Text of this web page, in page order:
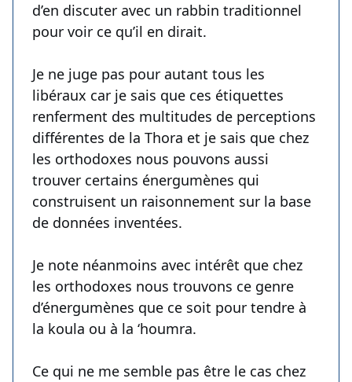
d’en discuter avec un rabbin traditionnel
pour voir ce qu’il en dirait.
Je ne juge pas pour autant tous les
libéraux car je sais que ces étiquettes
renferment des multitudes de perceptions
différentes de la Thora et je sais que chez
les orthodoxes nous pouvons aussi
trouver certains énergumènes qui
construisent un raisonnement sur la base
de données inventées.
Je note néanmoins avec intérêt que chez
les orthodoxes nous trouvons ce genre
d’énergumènes que ce soit pour tendre à
la koula ou à la ‘houmra.
Ce qui ne me semble pas être le cas chez